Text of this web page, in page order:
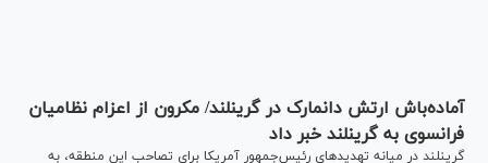
آماده‌‌باش ارتش دانمارک در گرینلند/ مکرون از اعزام نظامیان
فرانسوی به گرینلند خبر داد
گرینلند در میانه تهدیدهای رئیس‌جمهور آمریکا برای تصاحب این منطقه، به